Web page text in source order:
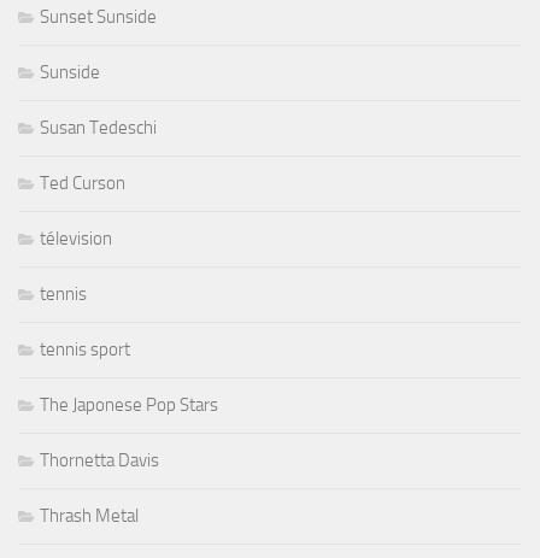
Sunset Sunside
Sunside
Susan Tedeschi
Ted Curson
télevision
tennis
tennis sport
The Japonese Pop Stars
Thornetta Davis
Thrash Metal